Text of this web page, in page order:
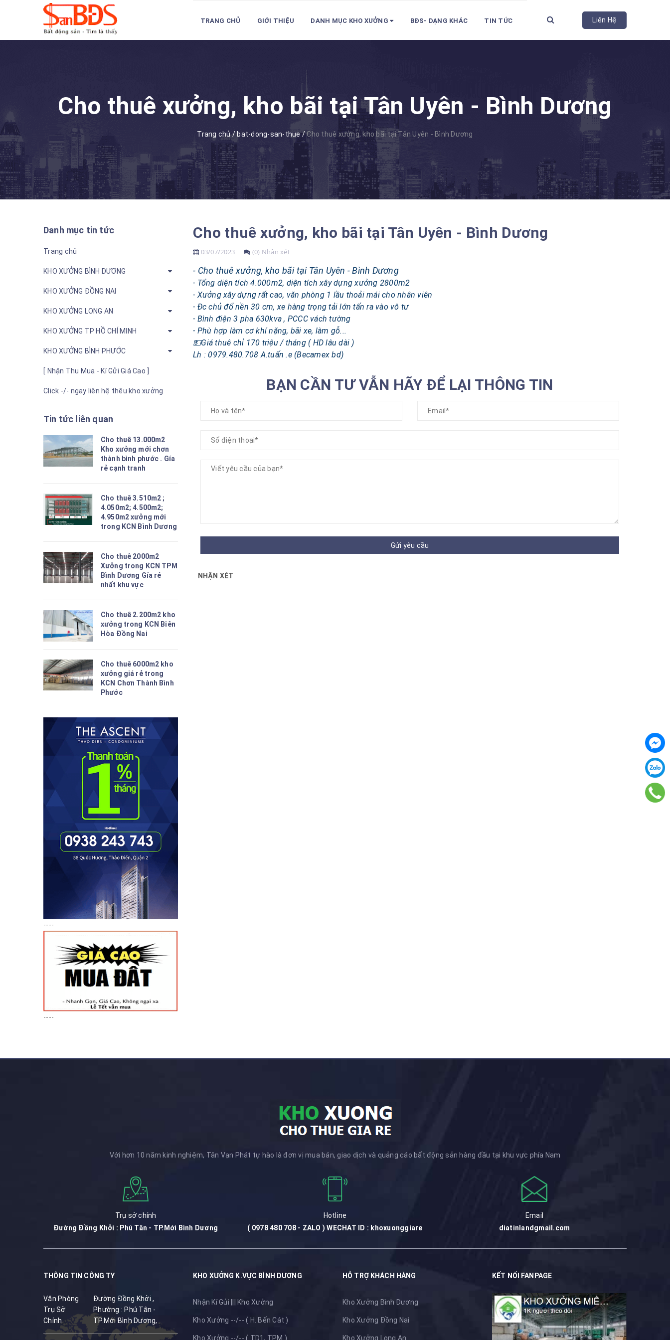
TRANG CHỦ GIỚI THIỆU DANH MỤC KHO XƯỞNG BĐS- DẠNG KHÁC TIN TỨC Liên Hệ
Cho thuê xưởng, kho bãi tại Tân Uyên - Bình Dương
Trang chủ / bat-dong-san-thue /Cho thuê xưởng, kho bãi tại Tân Uyên - Bình Dương
Cho thuê xưởng, kho bãi tại Tân Uyên - Bình Dương
03/07/2023 (0) Nhận xét
- Cho thuê xưởng, kho bãi tại Tân Uyên - Bình Dương
- Tổng diện tích 4.000m2, diện tích xây dựng xưởng 2800m2
- Xưởng xây dựng rất cao, văn phòng 1 lầu thoải mái cho nhân viên
- Đc chủ đổ nền 30 cm, xe hàng trọng tải lớn tấn ra vào vô tư
- Bình điện 3 pha 630kva , PCCC vách tường
- Phù hợp làm cơ khí nặng, bãi xe, làm gỗ...
💵Giá thuê chỉ 170 triệu / tháng ( HD lâu dài )
Lh : 0979.480.708 A.tuấn .e (Becamex bd)
BẠN CẦN TƯ VẪN HÃY ĐỂ LẠI THÔNG TIN
Gửi yêu cầu
NHẬN XÉT
Danh mục tin tức
Trang chủ
KHO XƯỞNG BÌNH DƯƠNG
KHO XƯỞNG ĐỒNG NAI
KHO XƯỞNG LONG AN
KHO XƯỞNG TP HỒ CHÍ MINH
KHO XƯỞNG BÌNH PHƯỚC
[ Nhận Thu Mua - Kí Gửi Giá Cao ]
Click -/- ngay liên hệ thêu kho xưởng
Tin tức liên quan
Cho thuê 13.000m2
Kho xưởng mới chơn
thành bình phước . Gía
rẻ cạnh tranh
Cho thuê 3.510m2 ;
4.050m2; 4.500m2;
4.950m2 xưởng mới
trong KCN Bình Dương
Cho thuê 2000m2
Xưởng trong KCN TPM
Bình Dương Gía rẻ
nhất khu vực
Cho thuê 2.200m2 kho
xưởng trong KCN Biên
Hòa Đồng Nai
Cho thuê 6000m2 kho
xưởng giá rẻ trong
KCN Chơn Thành Bình
Phước
----
----
Với hơn 10 năm kinh nghiệm, Tân Vạn Phát tự hào là đơn vị mua bán, giao dịch và quảng cáo bất động sản hàng đầu tại khu vực phía Nam
Trụ sở chính
Đường Đồng Khởi : Phú Tân - TP.Mới Bình Dương
Hotline
( 0978 480 708 - ZALO ) WECHAT ID : khoxuonggiare
Email
diatinlandgmail.com
THÔNG TIN CÔNG TY
Văn Phòng
Trụ Sở
Chính
Đường Đồng Khởi ,
Phường : Phú Tân -
TP.Mới Bình Dương,
KHO XƯỞNG K.VỰC BÌNH DƯƠNG
Nhận Kí Gủi ||| Kho Xưởng
Kho Xưởng --/-- ( H. Bến Cát )
Kho Xưởng --/-- ( TD1, TPM )
HỖ TRỢ KHÁCH HÀNG
Kho Xưởng Bình Dương
Kho Xưởng Đồng Nai
Kho Xưởng Long An
KẾT NỐI FANPAGE